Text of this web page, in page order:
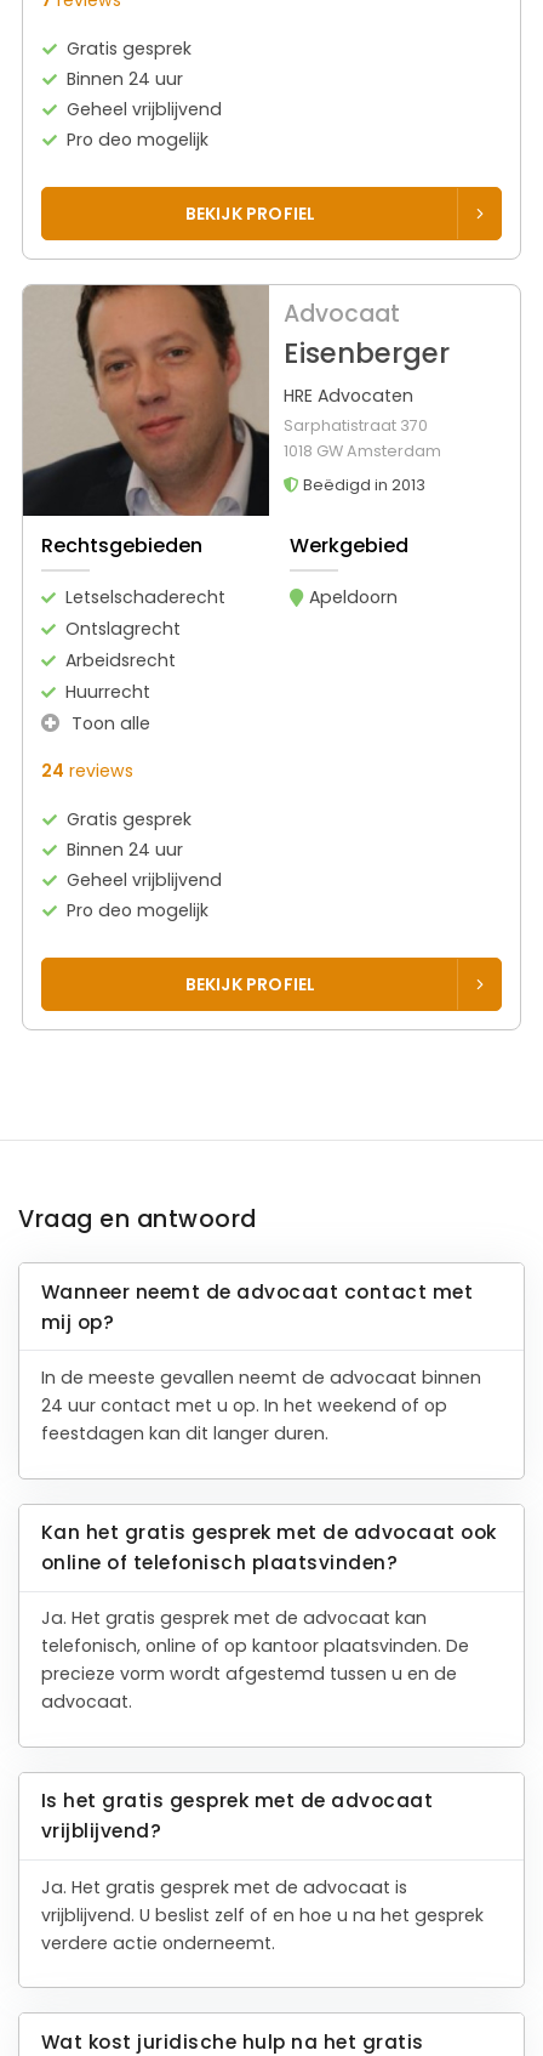
Gratis gesprek
Binnen 24 uur
Geheel vrijblijvend
Pro deo mogelijk
BEKIJK PROFIEL
Advocaat
Eisenberger
HRE Advocaten
Sarphatistraat 370
1018 GW Amsterdam
Beëdigd in 2013
Rechtsgebieden
Letselschaderecht
Ontslagrecht
Arbeidsrecht
Huurrecht
Toon alle
Werkgebied
Apeldoorn
24 reviews
Gratis gesprek
Binnen 24 uur
Geheel vrijblijvend
Pro deo mogelijk
BEKIJK PROFIEL
Vraag en antwoord
Wanneer neemt de advocaat contact met
mij op?
In de meeste gevallen neemt de advocaat binnen
24 uur contact met u op. In het weekend of op
feestdagen kan dit langer duren.
Kan het gratis gesprek met de advocaat ook
online of telefonisch plaatsvinden?
Ja. Het gratis gesprek met de advocaat kan
telefonisch, online of op kantoor plaatsvinden. De
precieze vorm wordt afgestemd tussen u en de
advocaat.
Is het gratis gesprek met de advocaat
vrijblijvend?
Ja. Het gratis gesprek met de advocaat is
vrijblijvend. U beslist zelf of en hoe u na het gesprek
verdere actie onderneemt.
Wat kost juridische hulp na het gratis